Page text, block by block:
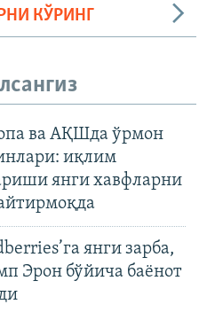
КЎРИНГ
ва АҚШда ўрмон
иқлим
янги хавфларни
янги зарба,
Эрон бўйича баёнот